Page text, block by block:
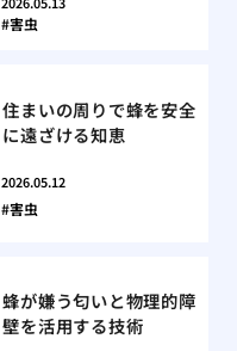
害虫
住まいの周りで蜂を安全
に遠ざける知恵
2026.05.12
害虫
蜂が嫌う匂いと物理的障
壁を活用する技術